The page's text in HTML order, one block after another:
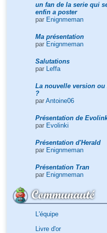
un fan de la serie qui
enfin a poster
par Enignmeman
Ma présentation
par Enignmeman
Salutations
par
Leffa
La nouvelle version ou
?
par Antoine06
Présentation de
par Evolinki
Présentation d'Herald
par Enignmeman
Présentation Tran
par Enignmeman
Communauté
L'équipe
Livre d'or